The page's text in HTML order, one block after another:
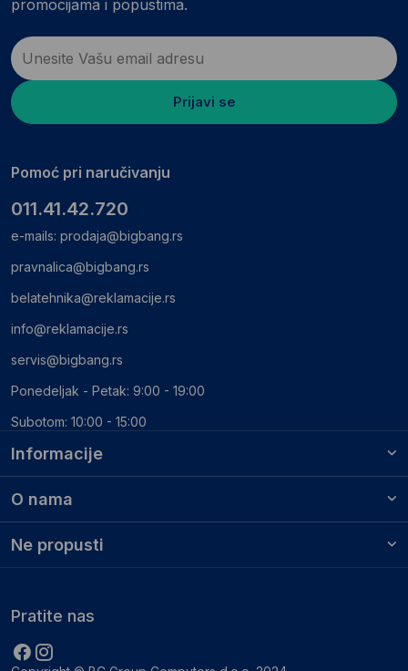
Informacije
O nama
Ne propusti
promocijama i popustima.
Prijavi se
Pomoć pri naručivanju
011.41.42.720
e-mails: prodaja@bigbang.rs
pravnalica@bigbang.rs
belatehnika@reklamacije.rs
info@reklamacije.rs
servis@bigbang.rs
Ponedeljak - Petak: 9:00 - 19:00
Subotom: 10:00 - 15:00
Pratite nas